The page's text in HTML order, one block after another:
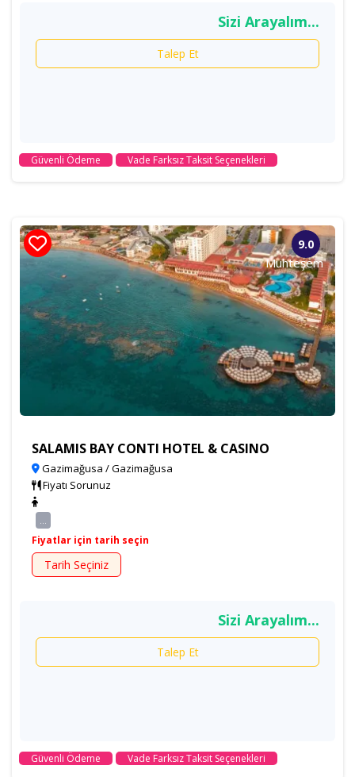
Sizi Arayalım...
Talep Et
Güvenli Ödeme Vade Farksız Taksit Seçenekleri
9.0
Muhteşem
SALAMIS BAY CONTI HOTEL & CASINO
Gazimağusa / Gazimağusa
Fiyatı Sorunuz
...
Fiyatlar için tarih seçin
Tarih Seçiniz
Sizi Arayalım...
Talep Et
Güvenli Ödeme Vade Farksız Taksit Seçenekleri